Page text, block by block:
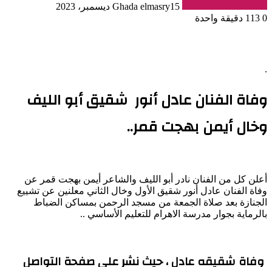
Ghada elmasry15 ديسمبر، 2023
0
دقيقة واحدة
.
وفاة الفنان عادل أنور شقيق أبو الليف
وخال أيمن بهجت قمر..
أعلن كل من الفنان نادر أبو الليف والشاعر أيمن بهجت قمر عن
وفاة الفنان عادل أنور شقيق الأول وخال الثاني معلنين عن تشييع
الجنازة بعد صلاة الجمعة من مسجد الرحمن بمساكن الضباط
بالرماية بجوار مدرسة الاهرام للتعليم الأساسي ..
وفاة شقيقه عادل ، حيث نشر على صفحة التواصل